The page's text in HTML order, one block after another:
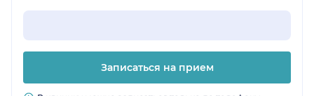
Записаться на прием